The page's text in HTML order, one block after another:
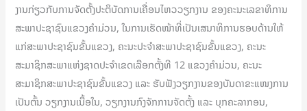
ງານກ່ຽວກັບການຈັດຕັ້ງປະຕິບັດການເຄື່ອນໄຫວວຽກງານ ຂອງຄະນະເລຂາທິການ
ສະພາປະຊາຊົນແຂວງຄໍາມ່ວນ, ໃນການເຮັດໜ້າທີ່ເປັນເສນາທິການຮອບດ້ານໃຫ້
ແກ່ສະພາປະຊາຊົນຂັ້ນແຂວງ, ຄະນະປະຈໍາສະພາປະຊາຊົນຂັ້ນແຂວງ, ຄະນະ
ສະມາຊິກສະພາແຫ່ງຊາດປະຈໍາເຂດເລືອກຕັ້ງທີ 12 ແຂວງຄໍາມ່ວນ, ຄະນະ
ສະມາຊິກສະພາປະຊາຊົນຂັ້ນແຂວງ ແລະ ຮັບຟັງວຽກງານຂອງບັນດາຂະແໜງການ
ເປັນຕົ້ນ ວຽກງານເນື້ອໃນ, ວຽກງານກົງຈັກການຈັດຕັ້ງ ແລະ ບຸກຄະລາກອນ,